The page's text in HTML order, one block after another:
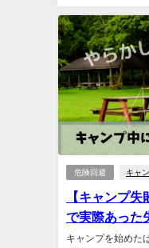
危険回避 キャ
【キャンプ
で実際あった
キャンプを始めた